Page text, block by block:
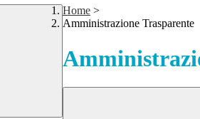
Home >
Amministrazione Trasparente